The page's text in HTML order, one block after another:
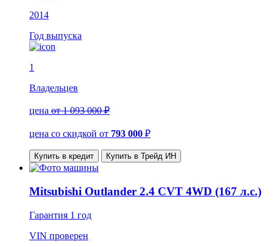
2014
Год выпуска
1
Владельцев
цена от 1 093 000 ₽
цена со скидкой от 793 000 ₽
Купить в кредит Купить в Трейд ИН
Mitsubishi Outlander 2.4 CVT 4WD (167 л.с.)
Гарантия 1 год
VIN проверен